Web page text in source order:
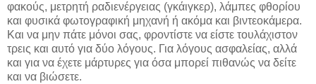
φακούς, μετρητή ραδιενέργειας (γκάιγκερ), λάμπες φθορίου
και φυσικά φωτογραφική μηχανή ή ακόμα και βιντεοκάμερα.
Και να μην πάτε μόνοι σας, φροντίστε να είστε τουλάχιστον
τρεις και αυτό για δύο λόγους. Για λόγους ασφαλείας, αλλά
και για να έχετε μάρτυρες για όσα μπορεί πιθανώς να δείτε
και να βιώσετε.